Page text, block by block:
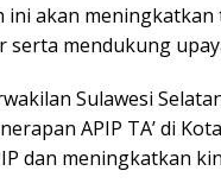
ini akan
serta mendukung
Sulawesi
APIP TA’ di
dan meningkatkan